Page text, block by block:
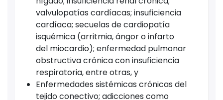
valvulopatías cardíacas; insuficiencia
cardíaca; secuelas de cardiopatía
isquémica (arritmia, ángor o infarto
del miocardio); enfermedad pulmonar
obstructiva crónica con insuficiencia
respiratoria, entre otras, y
Enfermedades sistémicas crónicas del
tejido conectivo; adicciones como